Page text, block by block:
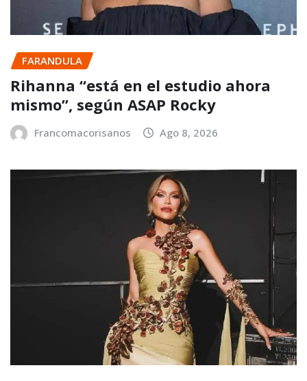
FARANDULA
Rihanna “está en el estudio ahora
mismo”, según ASAP Rocky
Francomacorisanos Ago 8, 2026